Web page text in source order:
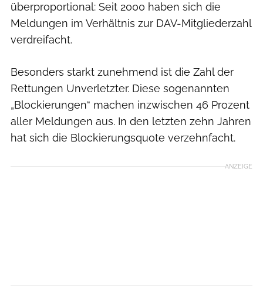
überproportional: Seit 2000 haben sich die
Meldungen im Verhältnis zur DAV-Mitgliederzahl
verdreifacht.
Besonders starkt zunehmend ist die Zahl der
Rettungen Unverletzter. Diese sogenannten
„Blockierungen“ machen inzwischen 46 Prozent
aller Meldungen aus. In den letzten zehn Jahren
hat sich die Blockierungsquote verzehnfacht.
ANZEIGE